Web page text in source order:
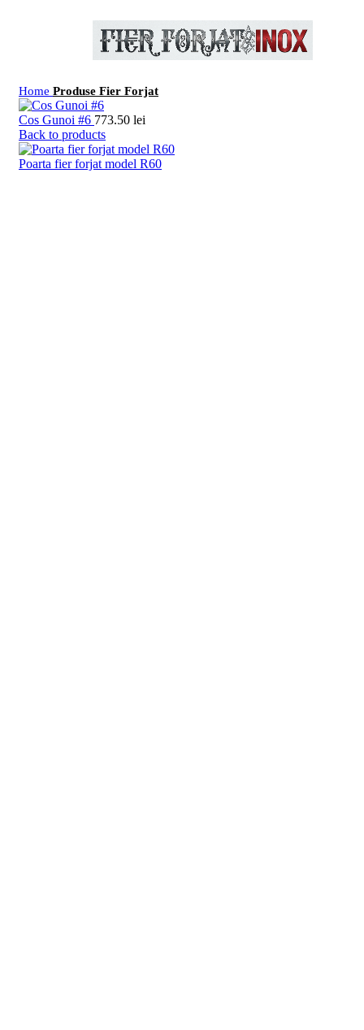
Home Produse Fier Forjat
Cos Gunoi #6 773.50 lei
Back to products
Poarta fier forjat model R60